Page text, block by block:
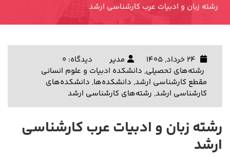
رشته زبان و ادبیات عرب کارشناسی ارشد
مدیر
دیدگاه: 0
رشته‌های تحصیلی, دانشکده ادبیات و علوم انسانی
مقطع کارشناسی ارشد, دانشکده‌ها, دانشکده‌های
کارشناسی ارشد, رشته‌های کارشناسی ارشد
رشته زبان و ادبیات عرب کارشناسی
ارشد